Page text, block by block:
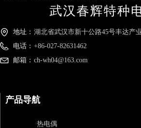
地址： 湖北省武汉市新十公路45号丰达产
电话： +86-027-82631462
邮箱： ch-wh04@163.com
武汉春辉特种
热电偶
产品导航